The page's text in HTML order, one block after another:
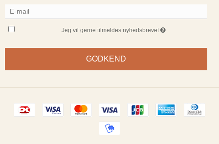
Jeg vil gerne tilmeldes nyhedsbrevet
GODKEND